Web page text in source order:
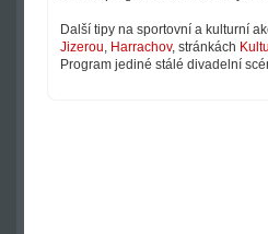
Další tipy na sportovní a kulturní
Jizerou, Harrachov, stránkách
Program jediné stálé divadelní